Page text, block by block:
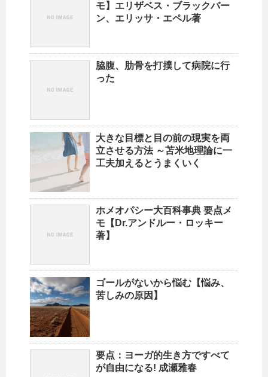
モ】エリザベス・ブラックバー
ン、エリッサ・エペル著
脇腹、肋骨を打撲して病院に行
った
大きな目標と目の前の現実を両
立させる方法 ～苫米地理論に一
工夫加えるとうまくいく
ホメオパシー大百科事典 要点メ
モ【Dr.アンドルー・ロッキー
著】
ゴールがないから悩む【悩み、
苦しみの原因】
要点：ヨーガ的生き方ですべて
が自由になる! 成瀬雅春